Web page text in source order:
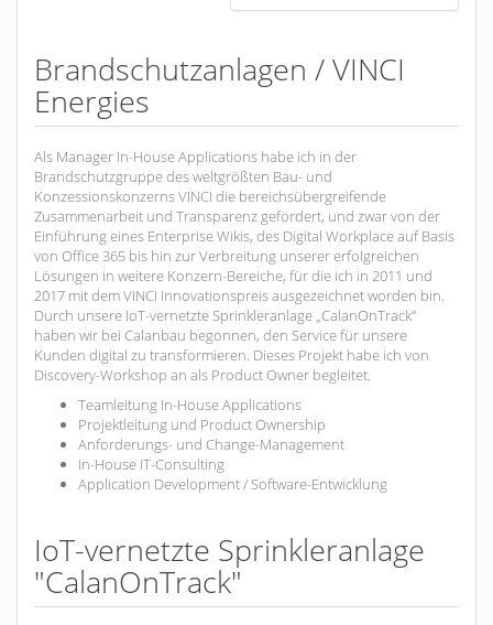
Brandschutzanlagen / VINCI
Energies
Als Manager In-House Applications habe ich in der
Brandschutzgruppe des weltgrößten Bau- und
Konzessionskonzerns VINCI die bereichsübergreifende
Zusammenarbeit und Transparenz gefördert, und zwar von der
Einführung eines Enterprise Wikis, des Digital Workplace auf Basis
von Office 365 bis hin zur Verbreitung unserer erfolgreichen
Lösungen in weitere Konzern-Bereiche, für die ich in 2011 und
2017 mit dem VINCI Innovationspreis ausgezeichnet worden bin.
Durch unsere IoT-vernetzte Sprinkleranlage „CalanOnTrack“
haben wir bei Calanbau begonnen, den Service für unsere
Kunden digital zu transformieren. Dieses Projekt habe ich von
Discovery-Workshop an als Product Owner begleitet.
Teamleitung In-House Applications
Projektleitung und Product Ownership
Anforderungs- und Change-Management
In-House IT-Consulting
Application Development / Software-Entwicklung
IoT-vernetzte Sprinkleranlage
"CalanOnTrack"